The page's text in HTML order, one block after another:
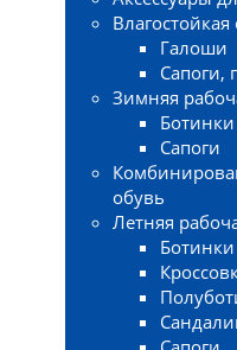
Влагостойкая
Галоши
Сапоги,
Зимняя
Ботинки
Сапоги
обувь
Летняя
Ботинки